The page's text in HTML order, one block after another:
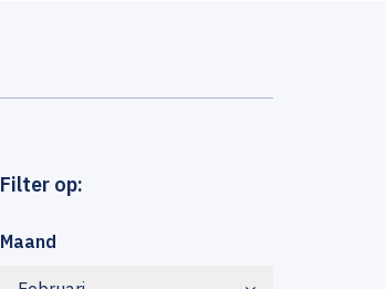
Filter op:
Maand